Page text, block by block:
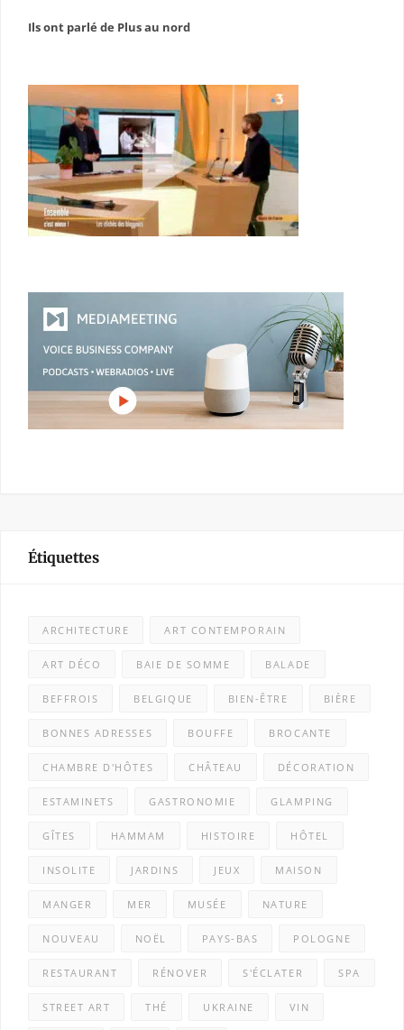
Ils ont parlé de Plus au nord
Étiquettes
ARCHITECTURE ART CONTEMPORAIN
ART DÉCO BAIE DE SOMME BALADE
BEFFROIS BELGIQUE BIEN-ÊTRE BIÈRE
BONNES ADRESSES BOUFFE BROCANTE
CHAMBRE D'HÔTES CHÂTEAU DÉCORATION
ESTAMINETS GASTRONOMIE GLAMPING
GÎTES HAMMAM HISTOIRE HÔTEL
INSOLITE JARDINS JEUX MAISON
MANGER MER MUSÉE NATURE
NOUVEAU NOËL PAYS-BAS POLOGNE
RESTAURANT RÉNOVER S'ÉCLATER SPA
STREET ART THÉ UKRAINE VIN